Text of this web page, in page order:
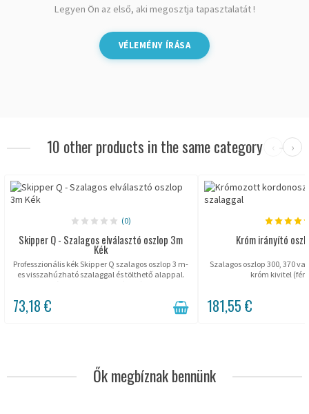
Legyen Ön az első, aki megosztja tapasztalatát !
VÉLEMÉNY ÍRÁSA
10 other products in the same category ‹ ›
(0)
Skipper Q - Szalagos elválasztó oszlop 3m
Kék
Professzionális kék Skipper Q szalagos oszlop 3 m-
es visszahúzható szalaggal és tölthető alappal.
Magasság 90 cm, szalagszélesség 50 mm,
73,18 €
Króm irányító
Szalagos oszlop 300, 370
króm kivitel
181,55 €
Ők megbíznak bennünk